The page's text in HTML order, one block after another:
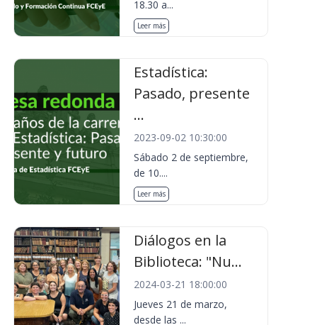
18.30 a...
Leer más
Estadística:
Pasado, presente
...
2023-09-02 10:30:00
Sábado 2 de septiembre,
de 10....
Leer más
Diálogos en la
Biblioteca: "Nu...
2024-03-21 18:00:00
Jueves 21 de marzo,
desde las ...